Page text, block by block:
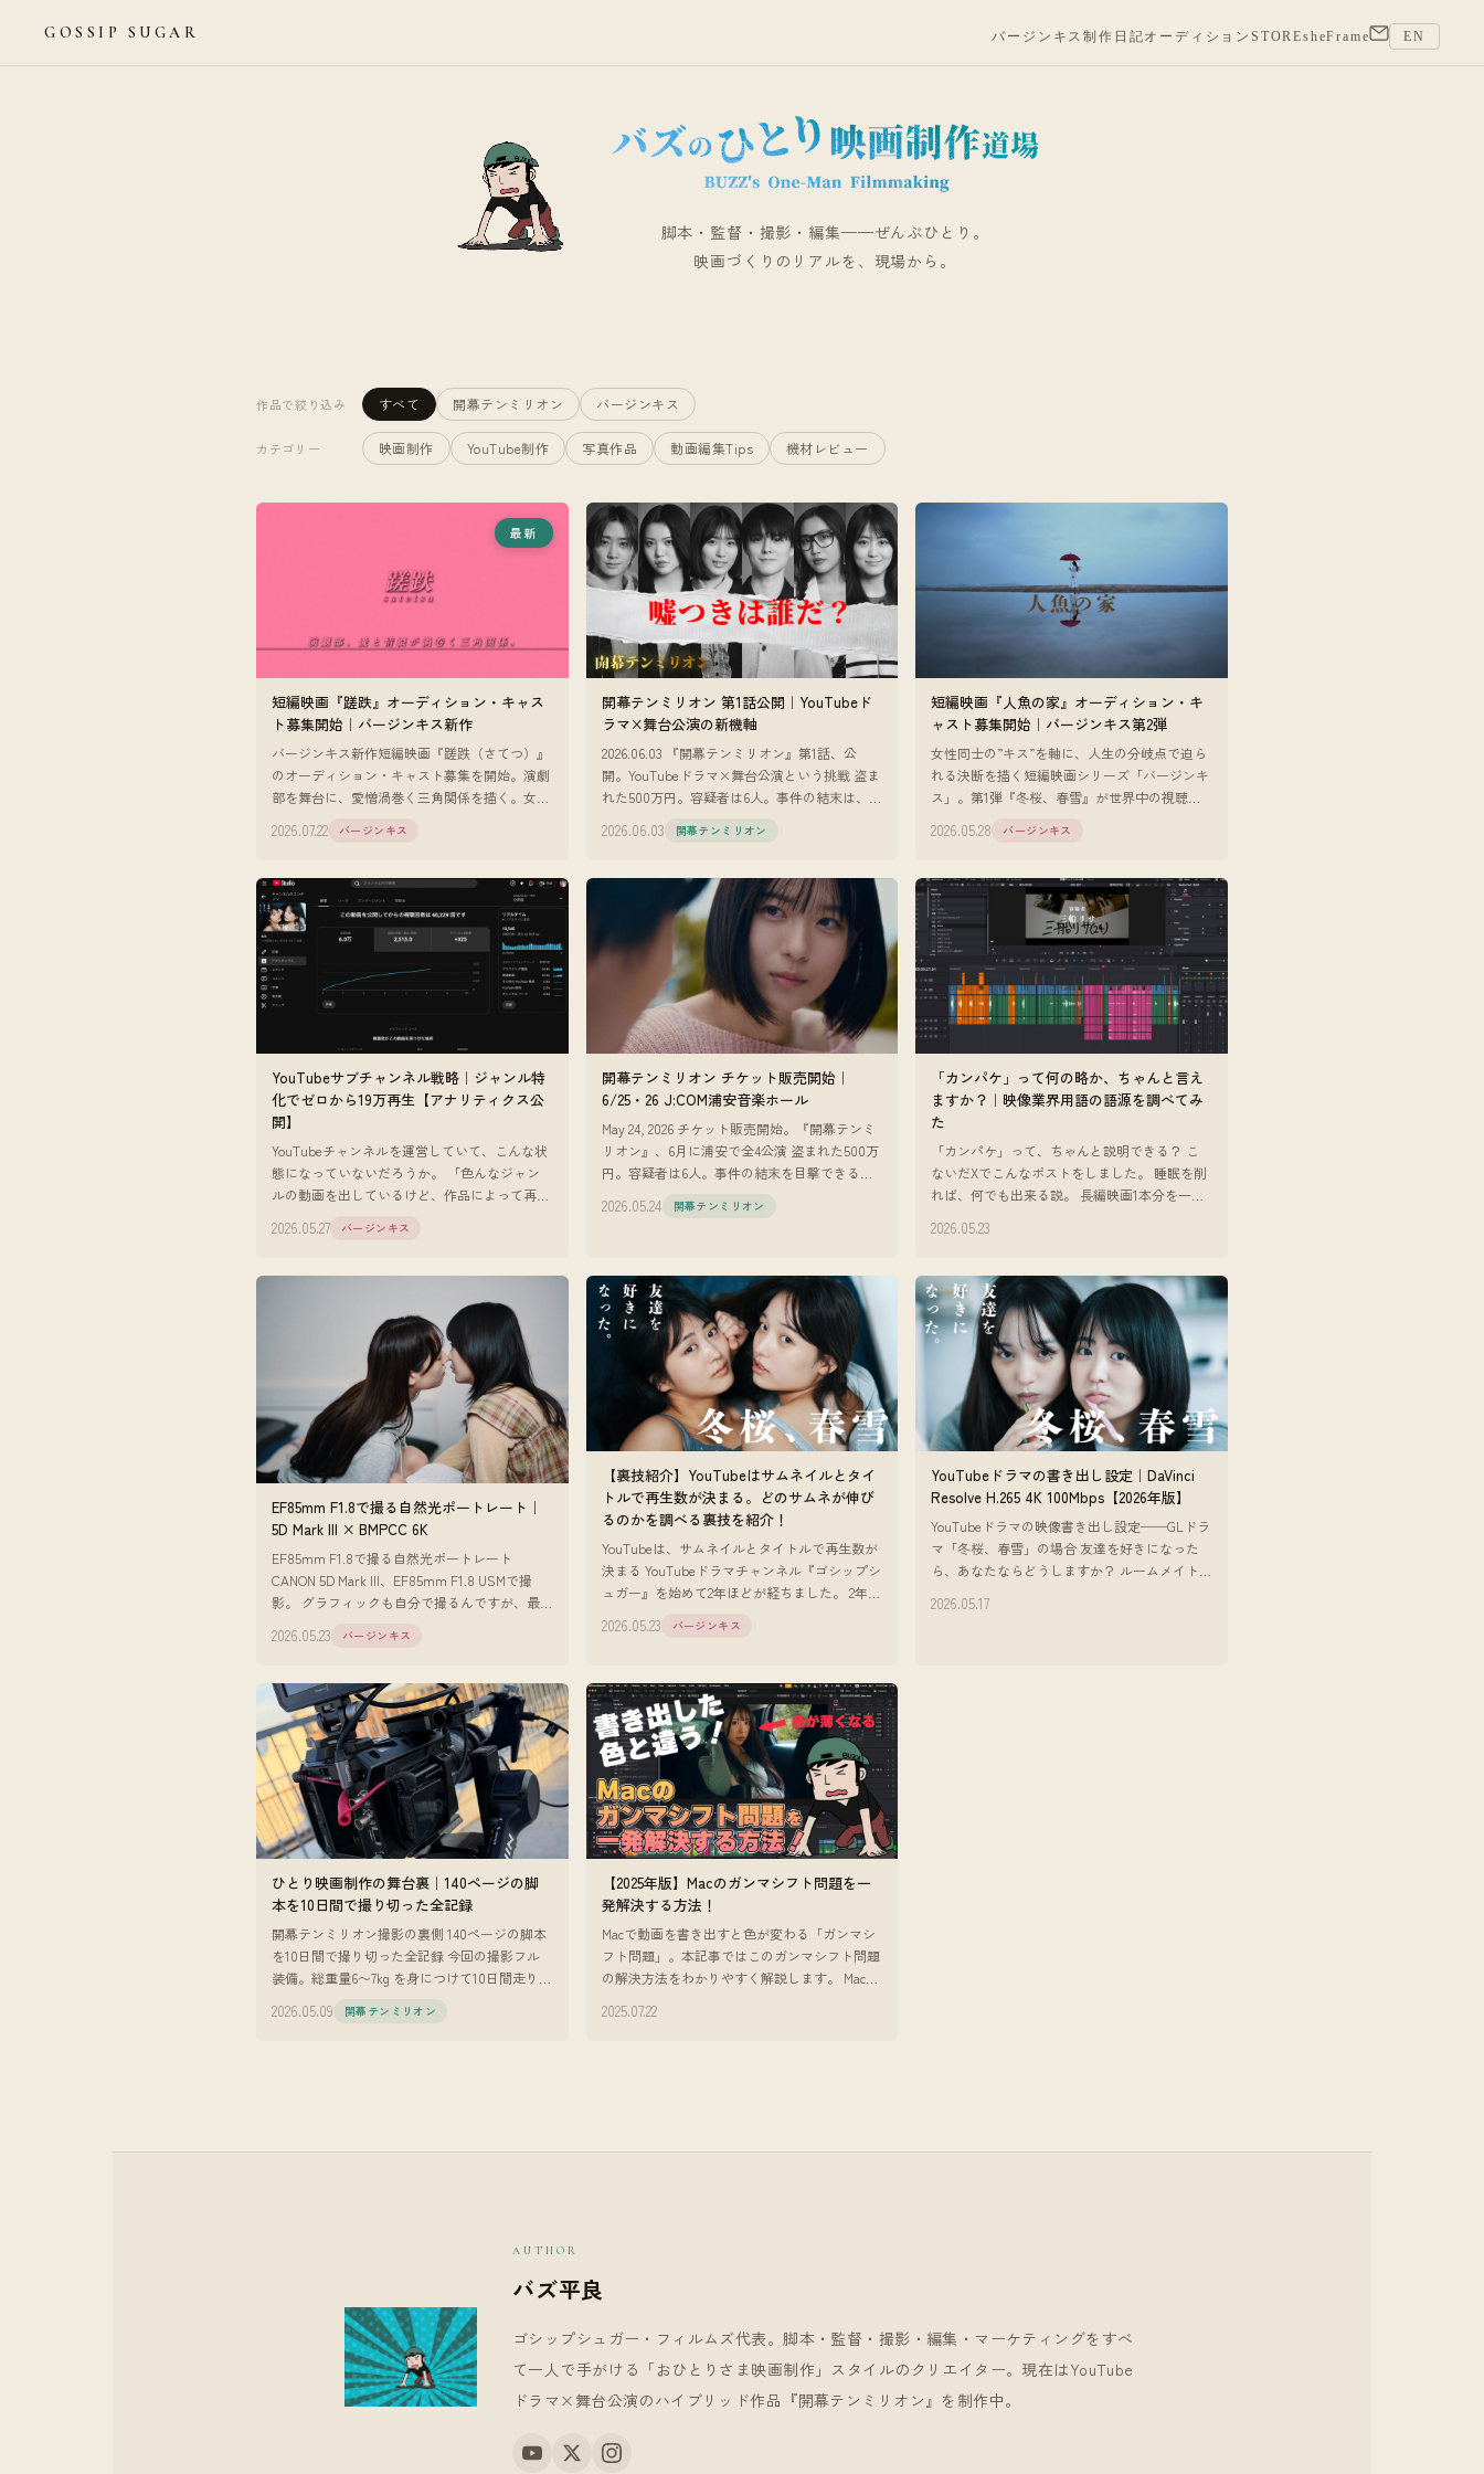
GOSSIP SUGAR バージンキス制作日記オーディション STOREsheFrame EN
脚本・監督・撮影・編集——ぜんぶひとり。
映画づくりのリアルを、現場から。
作品で絞り込み すべて 開幕テンミリオン バージンキス
カテゴリー 映画制作 YouTube制作 写真作品 動画編集Tips 機材レビュー
最新
短編映画『蹉跌』オーディション・キャス
ト募集開始｜バージンキス新作
バージンキス新作短編映画『蹉跌（さてつ）』
のオーディション・キャスト募集を開始。演劇
部を舞台に、愛憎渦巻く三角関係を描く。女子
問。
2026.07.22 バージンキス
開幕テンミリオン 第1話公開｜YouTubeド
ラマ×舞台公演の新機軸
2026.06.03 『開幕テンミリオン』第1話、公
開。YouTubeドラマ×舞台公演という挑戦 盗ま
れた500万円。容疑者は6人。事件の結末は、劇
の第1話が
2026.06.03 開幕テンミリオン
短編映画『人魚の家』オーディション・キ
ャスト募集開始｜バージンキス第2弾
女性同士の”キス”を軸に、人生の分岐点で迫ら
れる決断を描く短編映画シリーズ「バージンキ
ス」。第1弾『冬桜、春雪』が世界中の視聴者
家』のオーディション・キャス [
2026.05.28 バージンキス
YouTubeサブチャンネル戦略｜ジャンル特
化でゼロから19万再生【アナリティクス公
開】
YouTubeチャンネルを運営していて、こんな状
態になっていないだろうか。 「色んなジャン
ルの動画を出しているけど、作品によって再生
い」 「アルゴリズムに乗りに
2026.05.27 バージンキス
開幕テンミリオン チケット販売開始｜
6/25・26 J:COM浦安音楽ホール
May 24, 2026 チケット販売開始。『開幕テンミ
リオン』、6月に浦安で全4公演 盗まれた500万
円。容疑者は6人。事件の結末を目撃できるの
のチケット販
2026.05.24 開幕テンミリオン
「カンパケ」って何の略か、ちゃんと言え
ますか？｜映像業界用語の語源を調べてみ
た
「カンパケ」って、ちゃんと説明できる？ こ
ないだXでこんなポストをしました。 睡眠を削
れば、何でも出来る説。 長編映画1本分を一週
プシュガー — ポストを
2026.05.23
EF85mm F1.8で撮る自然光ポートレート｜
5D Mark III × BMPCC 6K
EF85mm F1.8で撮る自然光ポートレート
CANON 5D Mark III、EF85mm F1.8 USMで撮
影。 グラフィックも自分で撮るんですが、最
2026.05.23 バージンキス
【裏技紹介】YouTubeはサムネイルとタイ
トルで再生数が決まる。どのサムネが伸び
るのかを調べる裏技を紹介！
YouTubeは、サムネイルとタイトルで再生数が
決まる YouTubeドラマチャンネル『ゴシップシ
ュガー』を始めて2年ほどが経ちました。 2年や
は、サム
2026.05.23 バージンキス
YouTubeドラマの書き出し設定｜DaVinci
Resolve H.265 4K 100Mbps【2026年版】
YouTubeドラマの映像書き出し設定──GLドラ
マ「冬桜、春雪」の場合 友達を好きになった
ら、あなたならどうしますか？ ルームメイト
二人の距離感だったり、
2026.05.17
ひとり映画制作の舞台裏｜140ページの脚
本を10日間で撮り切った全記録
開幕テンミリオン撮影の裏側 140ページの脚本
を10日間で撮り切った全記録 今回の撮影フル
装備。総重量6〜7kg を身につけて10日間走り続
す。脚本、監
2026.05.09 開幕テンミリオン
【2025年版】Macのガンマシフト問題を一
発解決する方法！
Macで動画を書き出すと色が変わる「ガンマシ
フト問題」。本記事ではこのガンマシフト問題
の解決方法をわかりやすく解説します。 Macで
が違う！」**と感じたこ
2025.07.22
AUTHOR
バズ平良
ゴシップシュガー・フィルムズ代表。脚本・監督・撮影・編集・マーケティングをすべ
て一人で手がける「おひとりさま映画制作」スタイルのクリエイター。現在はYouTube
ドラマ×舞台公演のハイブリッド作品『開幕テンミリオン』を制作中。